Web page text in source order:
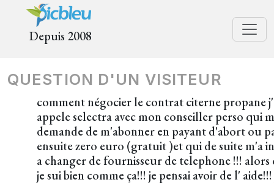
Depuis 2008
QUESTION D'UN VISITEUR
comment négocier le contrat citerne propane
appele selectra avec mon conseiller perso qui
demande de m'abonner en payant d'abort ou
ensuite zero euro (gratuit )et qui de suite m'a
a changer de fournisseur de telephone !!! alors
je sui bien comme ça!!! je pensai avoir de l'